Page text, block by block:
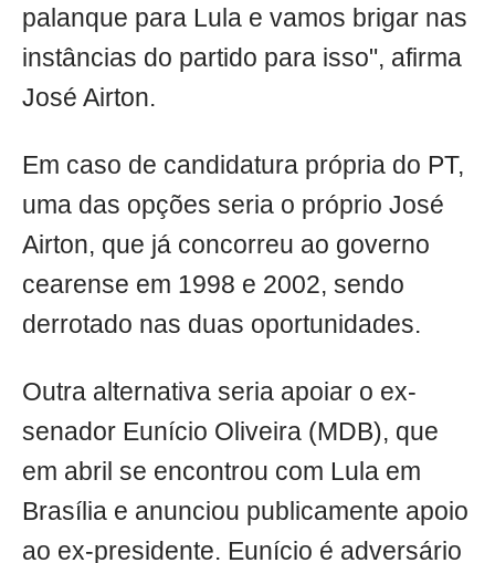
palanque para Lula e vamos brigar nas
instâncias do partido para isso", afirma
José Airton.
Em caso de candidatura própria do PT,
uma das opções seria o próprio José
Airton, que já concorreu ao governo
cearense em 1998 e 2002, sendo
derrotado nas duas oportunidades.
Outra alternativa seria apoiar o ex-
senador Eunício Oliveira (MDB), que
em abril se encontrou com Lula em
Brasília e anunciou publicamente apoio
ao ex-presidente. Eunício é adversário